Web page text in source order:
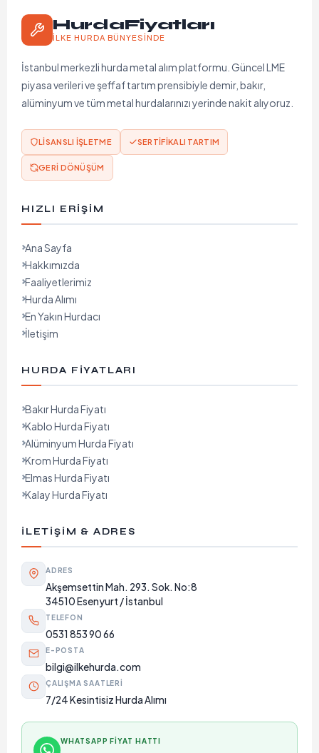
HurdaFiyatları
İLKE HURDA BÜNYESINDE
İstanbul merkezli hurda metal alım platformu. Güncel LME
piyasa verileri ve şeffaf tartım prensibiyle demir, bakır,
alüminyum ve tüm metal hurdalarınızı yerinde nakit alıyoruz.
LISANSLI İŞLETME SERTIFIKALI TARTIM
GERI DÖNÜŞÜM
HIZLI ERIŞIM
Ana Sayfa
Hakkımızda
Faaliyetlerimiz
Hurda Alımı
En Yakın Hurdacı
İletişim
HURDA FIYATLARI
Bakır Hurda Fiyatı
Kablo Hurda Fiyatı
Alüminyum Hurda Fiyatı
Krom Hurda Fiyatı
Elmas Hurda Fiyatı
Kalay Hurda Fiyatı
İLETIŞIM & ADRES
ADRES
Akşemsettin Mah. 293. Sok. No:8
34510 Esenyurt / İstanbul
TELEFON
0531 853 90 66
E-POSTA
bilgi@ilkehurda.com
ÇALIŞMA SAATLERI
7/24 Kesintisiz Hurda Alımı
WHATSAPP FIYAT HATTI